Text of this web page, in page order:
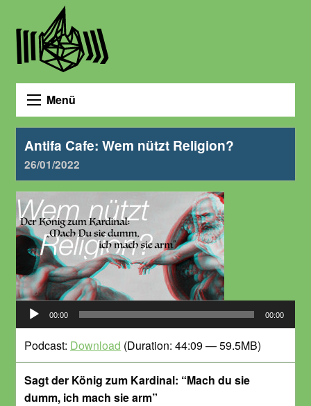
Menü
Antifa Cafe: Wem nützt Religion?
26/01/2022
Audio-
Player
00:00 00:00
Podcast: Download (Duration: 44:09 — 59.5MB)
Sagt der König zum Kardinal: “Mach du sie
dumm, ich mach sie arm”